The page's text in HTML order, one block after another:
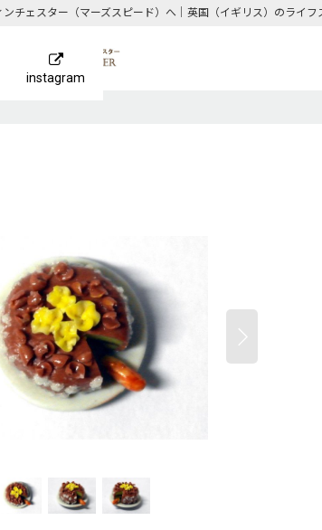
チェスター（マーズスピード）へ｜英国（イギリス）のライフ
instagram